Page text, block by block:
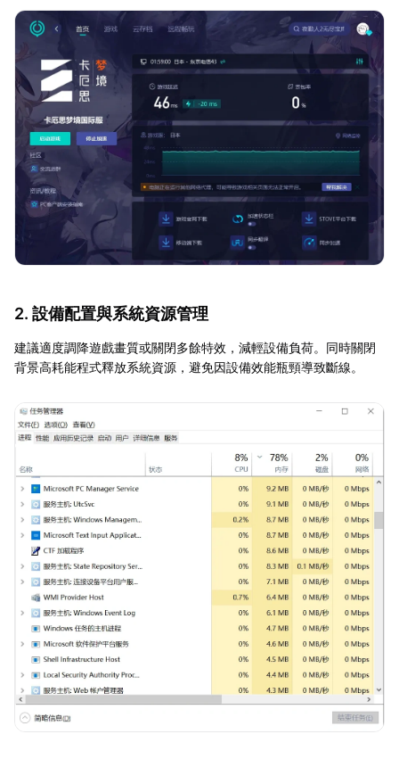
2. 設備配置與系統資源管理
建議適度調降遊戲畫質或關閉多餘特效，減輕設備負荷。同時關閉
背景高耗能程式釋放系統資源，避免因設備效能瓶頸導致斷線。